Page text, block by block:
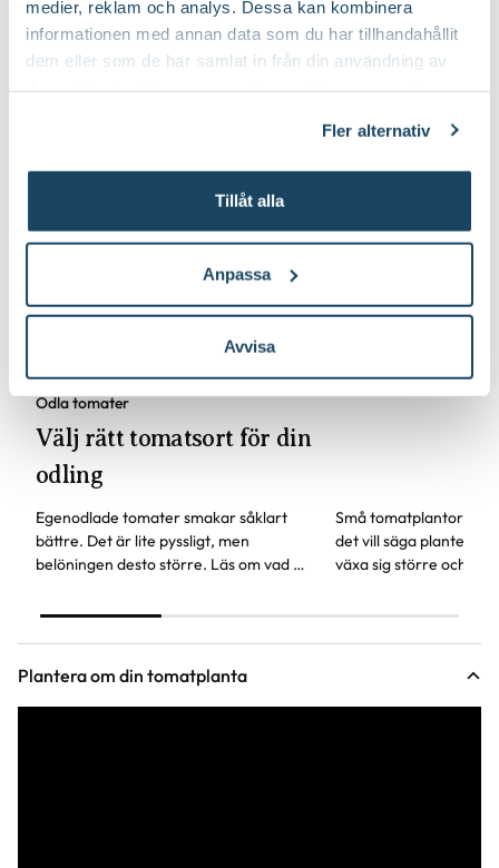
medier, reklam och analys. Dessa kan kombinera
informationen med annan data som du har tillhandahållit
dem eller som de har samlat in från din användning av
Fler alternativ
Tillåt alla
Anpassa
Avvisa
Odla tomater
Välj rätt tomatsort för din
odling
Egenodlade tomater smakar såklart
bättre. Det är lite pyssligt, men
belöningen desto större. Läs om vad du
tomat.
Plantera om
omskolning av
Små tomatplantor
det vill säga planteras
växa sig större och
näringsinnehåll är bra
Plantera om din tomatplanta